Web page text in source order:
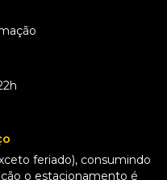
feriado), consumindo
o estacionamento é